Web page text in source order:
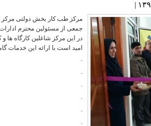
جمعی از مسئولین محترم
​در این مرکز شاغلین کارگاه
​امید است با ارائه این
.
.
.
.
.
​.